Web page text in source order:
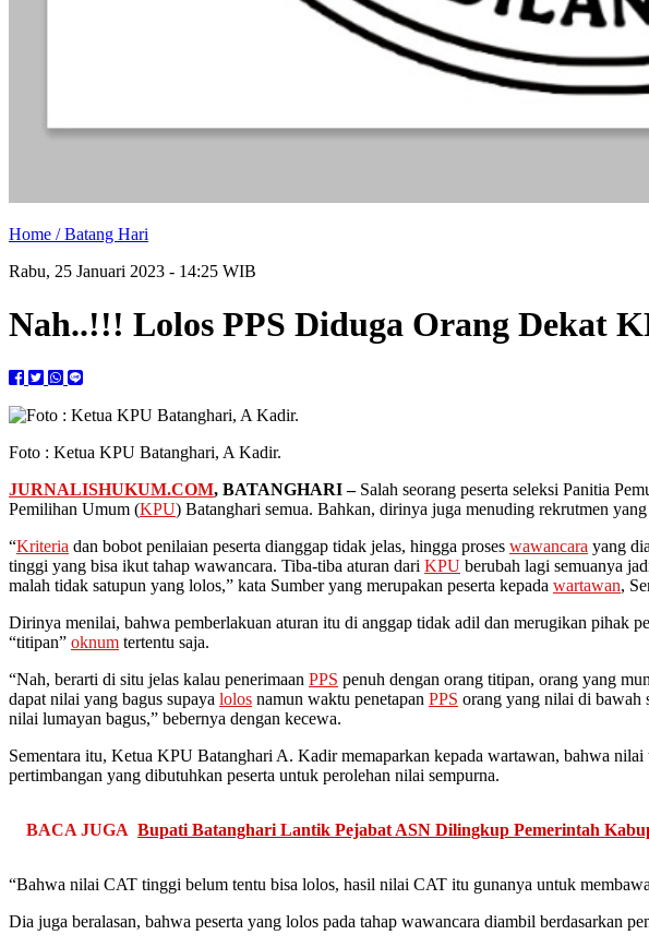
Home /Batang Hari
Rabu, 25 Januari 2023 - 14:25 WIB
Nah..!!! Lolos PPS Diduga Orang Dekat
Foto : Ketua KPU Batanghari, A Kadir.
JURNALISHUKUM.COM, BATANGHARI – Salah seorang peserta seleksi Panitia
Pemilihan Umum (KPU) Batanghari semua. Bahkan, dirinya juga menuding rekrutmen
“Kriteria dan bobot penilaian peserta dianggap tidak jelas, hingga proses wawancara yang
tinggi yang bisa ikut tahap wawancara. Tiba-tiba aturan dari KPU berubah lagi semuanya
malah tidak satupun yang lolos,” kata Sumber yang merupakan peserta kepada wartawan,
Dirinya menilai, bahwa pemberlakuan aturan itu di anggap tidak adil dan merugikan pihak
“titipan” oknum tertentu saja.
“Nah, berarti di situ jelas kalau penerimaan PPS penuh dengan orang titipan, orang yang
dapat nilai yang bagus supaya lolos namun waktu penetapan PPS orang yang nilai di bawah
nilai lumayan bagus,” bebernya dengan kecewa.
Sementara itu, Ketua KPU Batanghari A. Kadir memaparkan kepada wartawan, bahwa
pertimbangan yang dibutuhkan peserta untuk perolehan nilai sempurna.
BACA JUGA Bupati Batanghari Lantik Pejabat ASN Dilingkup Pemerintah
“Bahwa nilai CAT tinggi belum tentu bisa lolos, hasil nilai CAT itu gunanya untuk
Dia juga beralasan, bahwa peserta yang lolos pada tahap wawancara diambil berdasarkan